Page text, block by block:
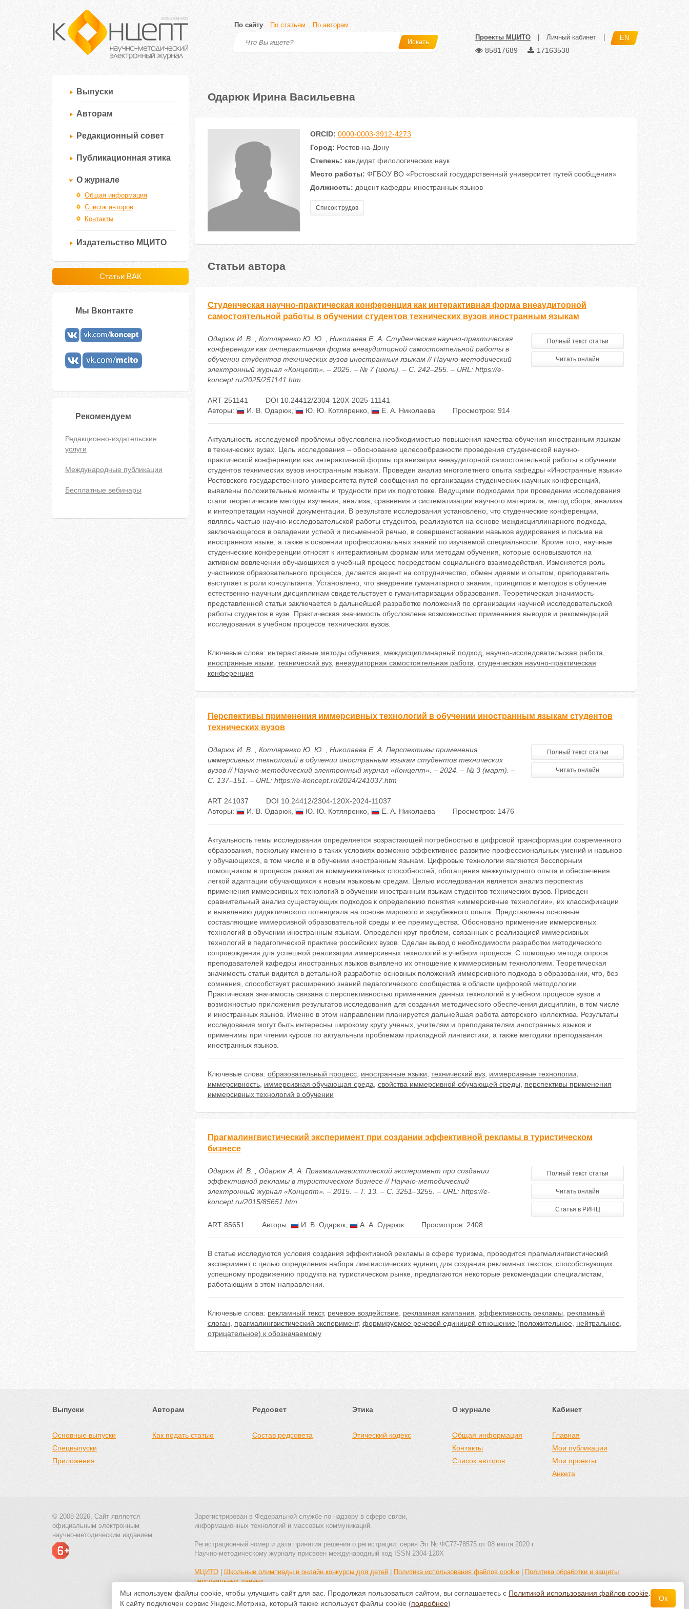
По сайту По статьям По авторам
Искать
Проекты МЦИТО Личный кабинет EN
85817689 17163538
Выпуски
Авторам
Редакционный совет
Публикационная этика
О журнале
Общая информация
Список авторов
Контакты
Издательство МЦИТО
Статьи ВАК
Мы Вконтакте
Рекомендуем
Редакционно-издательские
услуги
Международные публикации
Бесплатные вебинары
Одарюк Ирина Васильевна
ORCID: 0000-0003-3912-4273
Город: Ростов-на-Дону
Степень: кандидат филологических наук
Место работы: ФГБОУ ВО «Ростовский государственный университет путей сообщения»
Должность: доцент кафедры иностранных языков
Список трудов
Статьи автора
Студенческая научно-практическая конференция как интерактивная форма внеаудиторной
самостоятельной работы в обучении студентов технических вузов иностранным языкам
Одарюк И. В. , Котляренко Ю. Ю. , Николаева Е. А. Студенческая научно-практическая
конференция как интерактивная форма внеаудиторной самостоятельной работы в
обучении студентов технических вузов иностранным языкам // Научно-методический
электронный журнал «Концепт». – 2025. – № 7 (июль). – С. 242–255. – URL: https://e-
koncept.ru/2025/251141.htm
Полный текст статьи
Читать онлайн
ART 251141
DOI 10.24412/2304-120X-2025-11141
Авторы:
И. В. Одарюк, Ю. Ю. Котляренко, Е. А. Николаева Просмотров: 914
Актуальность исследуемой проблемы обусловлена необходимостью повышения качества обучения иностранным языкам
в технических вузах. Цель исследования – обоснование целесообразности проведения студенческой научно-
практической конференции как интерактивной формы организации внеаудиторной самостоятельной работы в обучении
студентов технических вузов иностранным языкам. Проведен анализ многолетнего опыта кафедры «Иностранные языки»
Ростовского государственного университета путей сообщения по организации студенческих научных конференций,
выявлены положительные моменты и трудности при их подготовке. Ведущими подходами при проведении исследования
стали теоретические методы изучения, анализа, сравнения и систематизации научного материала, метод сбора, анализа
и интерпретации научной документации. В результате исследования установлено, что студенческие конференции,
являясь частью научно-исследовательской работы студентов, реализуются на основе междисциплинарного подхода,
заключающегося в овладении устной и письменной речью, в совершенствовании навыков аудирования и письма на
иностранном языке, а также в освоении профессиональных знаний по изучаемой специальности. Кроме того, научные
студенческие конференции относят к интерактивным формам или методам обучения, которые основываются на
активном вовлечении обучающихся в учебный процесс посредством социального взаимодействия. Изменяется роль
участников образовательного процесса, делается акцент на сотрудничество, обмен идеями и опытом, преподаватель
выступает в роли консультанта. Установлено, что внедрение гуманитарного знания, принципов и методов в обучение
естественно-научным дисциплинам свидетельствует о гуманитаризации образования. Теоретическая значимость
представленной статьи заключается в дальнейшей разработке положений по организации научной исследовательской
работы студентов в вузе. Практическая значимость обусловлена возможностью применения выводов и рекомендаций
исследования в учебном процессе технических вузов.
Ключевые слова: интерактивные методы обучения междисциплинарный подход научно-исследовательская работа
иностранные языки технический вуз, внеаудиторная самостоятельная работа студенческая научно-практическая
конференция
Перспективы применения иммерсивных технологий в обучении иностранным языкам студентов
технических вузов
Одарюк И. В. , Котляренко Ю. Ю. , Николаева Е. А. Перспективы применения
иммерсивных технологий в обучении иностранным языкам студентов технических
вузов // Научно-методический электронный журнал «Концепт». – 2024. – № 3 (март). –
С. 137–151. – URL: https://e-koncept.ru/2024/241037.htm
Полный текст статьи
Читать онлайн
ART 241037
DOI 10.24412/2304-120X-2024-11037
Авторы:
И. В. Одарюк, Ю. Ю. Котляренко, Е. А. Николаева Просмотров: 1476
Актуальность темы исследования определяется возрастающей потребностью в цифровой трансформации современного
образования, поскольку именно в таких условиях возможно эффективное развитие профессиональных умений и навыков
у обучающихся, в том числе и в обучении иностранным языкам. Цифровые технологии являются бесспорным
помощником в процессе развития коммуникативных способностей, обогащения межкультурного опыта и обеспечения
легкой адаптации обучающихся к новым языковым средам. Целью исследования является анализ перспектив
применения иммерсивных технологий в обучении иностранным языкам студентов технических вузов. Приведен
сравнительный анализ существующих подходов к определению понятия «иммерсивные технологии», их классификации
и выявлению дидактического потенциала на основе мирового и зарубежного опыта. Представлены основные
составляющие иммерсивной образовательной среды и ее преимущества. Обосновано применение иммерсивных
технологий в обучении иностранным языкам. Определен круг проблем, связанных с реализацией иммерсивных
технологий в педагогической практике российских вузов. Сделан вывод о необходимости разработки методического
сопровождения для успешной реализации иммерсивных технологий в учебном процессе. С помощью метода опроса
преподавателей кафедры иностранных языков выявлено их отношение к иммерсивным технологиям. Теоретическая
значимость статьи видится в детальной разработке основных положений иммерсивного подхода в образовании, что, без
сомнения, способствует расширению знаний педагогического сообщества в области цифровой методологии.
Практическая значимость связана с перспективностью применения данных технологий в учебном процессе вузов и
возможностью приложения результатов исследования для создания методического обеспечения дисциплин, в том числе
и иностранных языков. Именно в этом направлении планируется дальнейшая работа авторского коллектива. Результаты
исследования могут быть интересны широкому кругу ученых, учителям и преподавателям иностранных языков и
применимы при чтении курсов по актуальным проблемам прикладной лингвистики, а также методики преподавания
иностранных языков.
Ключевые слова: образовательный процесс, иностранные языки технический вуз, иммерсивные технологии
иммерсивность, иммерсивная обучающая среда свойства иммерсивной обучающей среды
перспективы применения
иммерсивных технологий в обучении
Прагмалингвистический эксперимент при создании эффективной рекламы в туристическом
бизнесе
Одарюк И. В. , Одарюк А. А. Прагмалингвистический эксперимент при создании
эффективной рекламы в туристическом бизнесе // Научно-методический
электронный журнал «Концепт». – 2015. – Т. 13. – С. 3251–3255. – URL: https://e-
koncept.ru/2015/85651.htm
Полный текст статьи
Читать онлайн
Статья в РИНЦ
ART 85651 Авторы: И. В. Одарюк, А. А. Одарюк Просмотров: 2408
В статье исследуются условия создания эффективной рекламы в сфере туризма, проводится прагмалингвистический
эксперимент с целью определения набора лингвистических единиц для создания рекламных текстов, способствующих
успешному продвижению продукта на туристическом рынке, предлагаются некоторые рекомендации специалистам,
работающим в этом направлении.
Ключевые слова: рекламный текст, речевое воздействие рекламная кампания эффективность рекламы
рекламный
слоган
прагмалингвистический эксперимент, формируемое речевой единицей отношение (положительное нейтральное
отрицательное) к обозначаемому
Выпуски
Основные выпуски
Спецвыпуски
Приложения
Авторам
Как подать статью
Редсовет
Состав редсовета
Этика
Этический кодекс
О журнале
Общая информация
Контакты
Список авторов
Кабинет
Главная
Мои публикации
Мои проекты
Анкета
© 2008-2026, Сайт является
официальным электронным
научно-методическим изданием.
Зарегистрирован в Федеральной службе по надзору в сфере связи,
информационных технологий и массовых коммуникаций.
Регистрационный номер и дата принятия решения о регистрации: серия Эл № ФС77-78575 от 08 июля 2020 г
Научно-методическому журналу присвоен международный код ISSN 2304-120X
МЦИТО Школьные олимпиады и онлайн конкурсы для детей Политика использования файлов cookie
Политика обработки и защиты
персональных данных
Все материалы доступны по лицензии Creative Commons С указанием авторства 4.0 Всемирная
Мы используем файлы cookie, чтобы улучшить сайт для вас. Продолжая пользоваться сайтом, вы соглашаетесь с Политикой использования файлов cookie
К сайту подключен сервис Яндекс.Метрика, который также использует файлы cookie (подробнее)
Ок